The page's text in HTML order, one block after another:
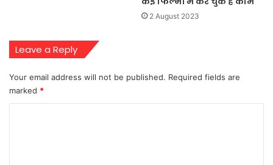
2 August 2023
Leave a Reply
Your email address will not be published. Required fields are
marked *